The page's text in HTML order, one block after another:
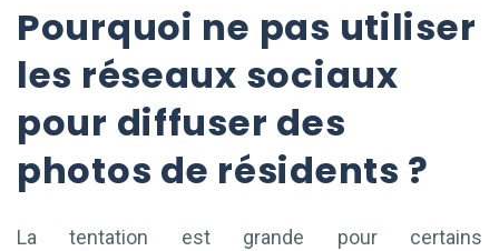
Pourquoi ne pas utiliser
les réseaux sociaux
pour diffuser des
photos de résidents ?
La tentation est grande pour certains